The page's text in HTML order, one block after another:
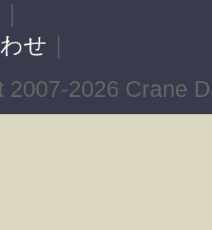
｜
せ ｜
2007-2026 Crane